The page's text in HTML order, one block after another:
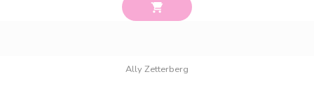
Ally Zetterberg